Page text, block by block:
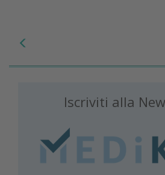
Iscriviti alla